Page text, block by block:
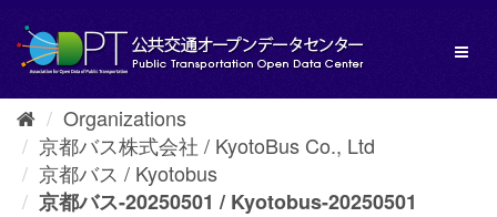
content
Organizations
京都バス株式会社 / KyotoBus Co., Ltd
京都バス / Kyotobus
京都バス-20250501 / Kyotobus-20250501